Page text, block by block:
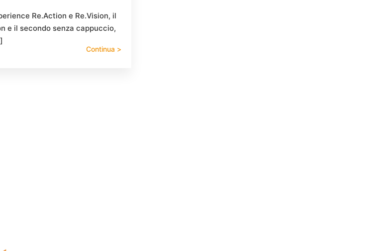
Re.Action e Re.Vision, il
e il secondo senza cappuccio,
Continua >